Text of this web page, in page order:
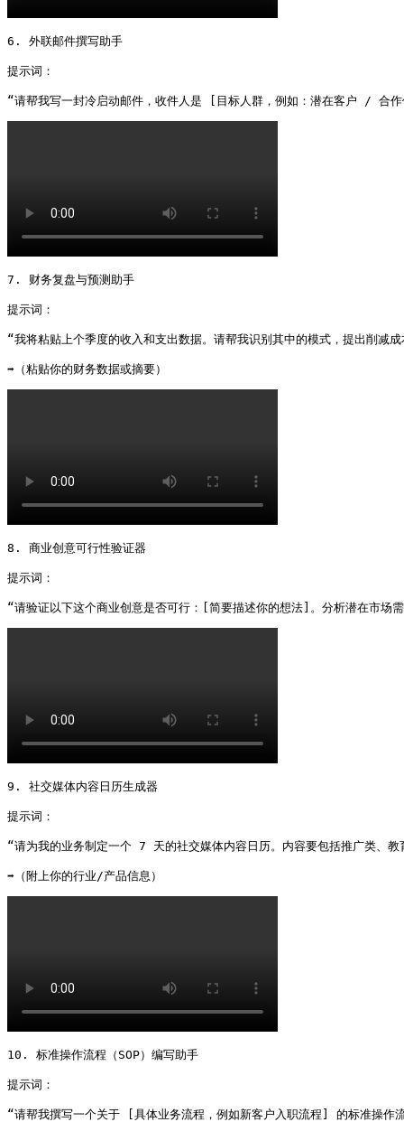
6. 外联邮件撰写助手
提示词：
“请帮我写一封冷启动邮件，收件人是 [目标人群，例如：潜在客户 /
7. 财务复盘与预测助手
提示词：
“我将粘贴上个季度的收入和支出数据。请帮我识别其中的模式，提出削
➡️（粘贴你的财务数据或摘要）
8. 商业创意可行性验证器
提示词：
“请验证以下这个商业创意是否可行：[简要描述你的想法]。分析潜在市场
9. 社交媒体内容日历生成器
提示词：
“请为我的业务制定一个 7 天的社交媒体内容日历。内容要包括推广类、
➡️（附上你的行业/产品信息）
10. 标准操作流程（SOP）编写助手
提示词：
“请帮我撰写一个关于 [具体业务流程，例如新客户入职流程] 的标准操作